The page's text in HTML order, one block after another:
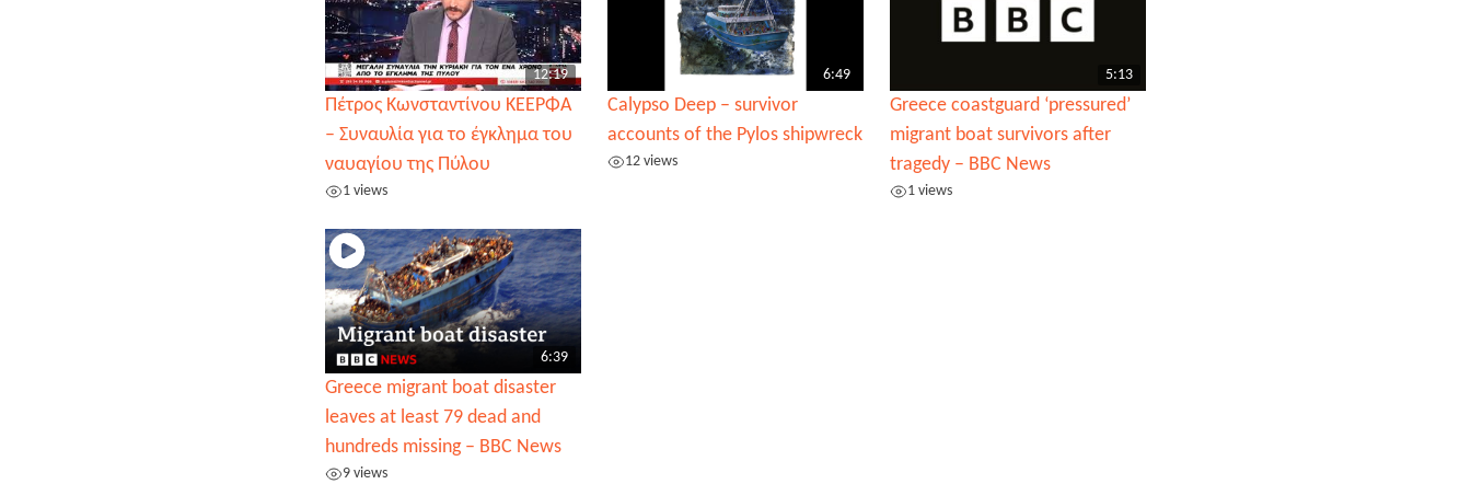
12:19
Πέτρος Κωνσταντίνου ΚΕΕΡΦΑ
– Συναυλία για το έγκλημα του
ναυαγίου της Πύλου
1 views
6:49
Calypso Deep – survivor
accounts of the Pylos shipwreck
12 views
5:13
Greece coastguard ‘pressured’
migrant boat survivors after
tragedy – BBC News
1 views
6:39
Greece migrant boat disaster
leaves at least 79 dead and
hundreds missing – BBC News
9 views